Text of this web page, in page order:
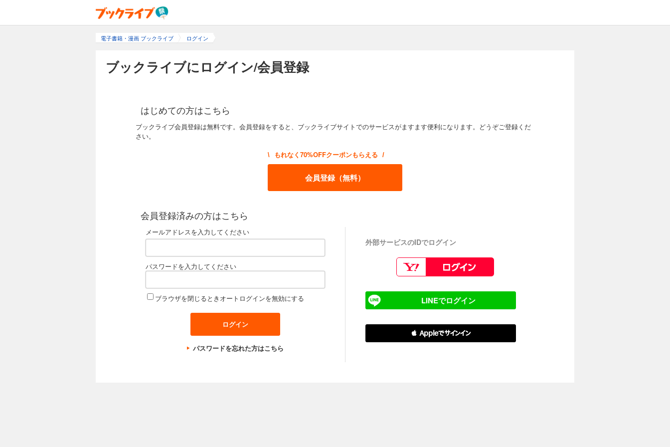
電子書籍・漫画 ブックライブ ログイン
ブックライブにログイン/会員登録
はじめての方はこちら
ブックライブ会員登録は無料です。会員登録をすると、ブックライブサイトでのサービスがますます便利になります。どうぞご登録くだ
さい。
\ もれなく70%OFFクーポンもらえる /
会員登録（無料）
会員登録済みの方はこちら
メールアドレスを入力してください
パスワードを入力してください
ブラウザを閉じるときオートログインを無効にする
パスワードを忘れた方はこちら
外部サービスのIDでログイン
LINEでログイン
 Appleでサインイン